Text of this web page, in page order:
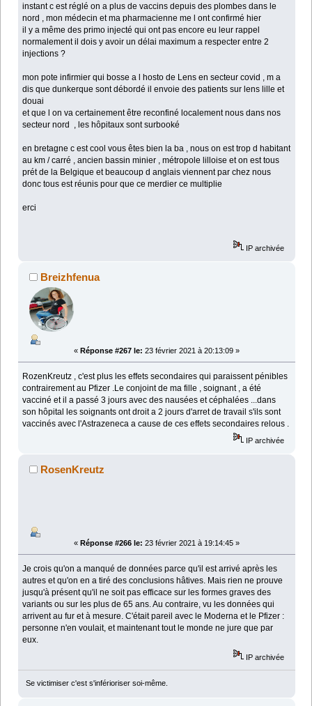
instant c est réglé on a plus de vaccins depuis des plombes dans le
nord , mon médecin et ma pharmacienne me l ont confirmé hier
il y a même des primo injecté qui ont pas encore eu leur rappel
normalement il dois y avoir un délai maximum a respecter entre 2
injections ?
mon pote infirmier qui bosse a l hosto de Lens en secteur covid , m a
dis que dunkerque sont débordé il envoie des patients sur lens lille et
douai
et que l on va certainement être reconfiné localement nous dans nos
secteur nord , les hôpitaux sont surbooké
en bretagne c est cool vous êtes bien la ba , nous on est trop d habitant
au km / carré , ancien bassin minier , métropole lilloise et on est tous
prét de la Belgique et beaucoup d anglais viennent par chez nous
donc tous est réunis pour que ce merdier ce multiplie
erci
IP archivée
Breizhfenua
« Réponse #267 le: 23 février 2021 à 20:13:09 »
RozenKreutz , c'est plus les effets secondaires qui paraissent pénibles
contrairement au Pfizer .Le conjoint de ma fille , soignant , a été
vacciné et il a passé 3 jours avec des nausées et céphalées ...dans
son hôpital les soignants ont droit a 2 jours d'arret de travail s'ils sont
vaccinés avec l'Astrazeneca a cause de ces effets secondaires relous .
IP archivée
RosenKreutz
« Réponse #266 le: 23 février 2021 à 19:14:45 »
Je crois qu'on a manqué de données parce qu'il est arrivé après les
autres et qu'on en a tiré des conclusions hâtives. Mais rien ne prouve
jusqu'à présent qu'il ne soit pas efficace sur les formes graves des
variants ou sur les plus de 65 ans. Au contraire, vu les données qui
arrivent au fur et à mesure. C'était pareil avec le Moderna et le Pfizer :
personne n'en voulait, et maintenant tout le monde ne jure que par
eux.
IP archivée
Se victimiser c'est s'inférioriser soi-même.